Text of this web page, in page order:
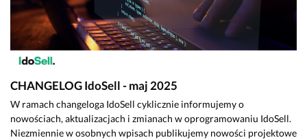
CHANGELOG IdoSell - maj 2025
W ramach changeloga IdoSell cyklicznie informujemy o
nowościach, aktualizacjach i zmianach w oprogramowaniu IdoSell.
Niezmiennie w osobnych wpisach publikujemy nowości projektowe